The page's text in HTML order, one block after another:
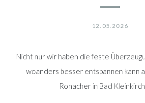
12.05.2026
Nicht nur wir haben die feste
woanders besser entspannen kann
Ronacher in Bad